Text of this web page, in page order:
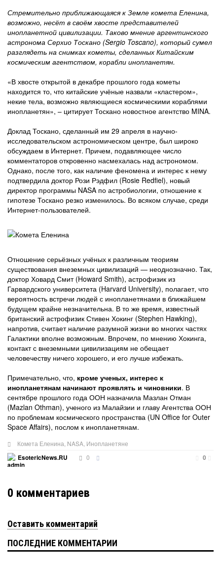
Стремительно приближающаяся к Земле комета Еленина,
возможно, несёт в своём хвосте представителей
инопланетной цивилизации. Таково мнение аргентинского
астронома Серхио Тоскано (Sergio Toscano), который сумел
разглядеть на снимках кометы, сделанных Китайским
космическим агентством, корабли инопланетян.
«В хвосте открытой в декабре прошлого года кометы
находится то, что китайские учёные назвали «кластером»,
некие тела, возможно являющиеся космическими кораблями
инопланетян», – цитирует Тоскано новостное агентство MINA.
Доклад Тоскано, сделанный им 29 апреля в научно-
исследовательском астрономическом центре, был широко
обсуждаем в Интернет. Причем, подавляющее число
комментаторов откровенно насмехалась над астрономом.
Однако, после того, как наличие феномена и интерес к нему
подтвердила доктор Рози Рэдфил (Rosie Redfiel), новый
директор программы NASA по астробиологии, отношение к
гипотезе Тоскано резко изменилось. Во всяком случае, среди
Интернет-пользователей.
Отношение серьёзных учёных к различным теориям
существования внеземных цивилизаций — неоднозначно. Так,
доктор Ховард Смит (Howard Smith), астрофизик из
Гарвардского университета (Harvard University), полагает, что
вероятность встречи людей с инопланетянами в ближайшем
будущем крайне незначительна. В то же время, известный
британский астрофизик Стивен Хокинг (Stephen Hawking),
напротив, считает наличие разумной жизни во многих частях
Галактики вполне возможным. Впрочем, по мнению Хокинга,
контакт с внеземными цивилизациям не обещает
человечеству ничего хорошего, и его лучше избежать.
Примечательно, что, кроме ученых, интерес к
инопланетянам начинают проявлять и чиновники. В
сентябре прошлого года ООН назначила Мазлан Отман
(Mazlan Othman), ученого из Малайзии и главу Агентства ООН
по проблемам космического пространства (UN Office for Outer
Space Affairs), послом к инопланетянам.
Комета Еленина NASA, Инопланетяне
EsotericNews.RU
0 0
0 комментариев
Оставить комментарий
ПОСЛЕДНИЕ КОММЕНТАРИИ